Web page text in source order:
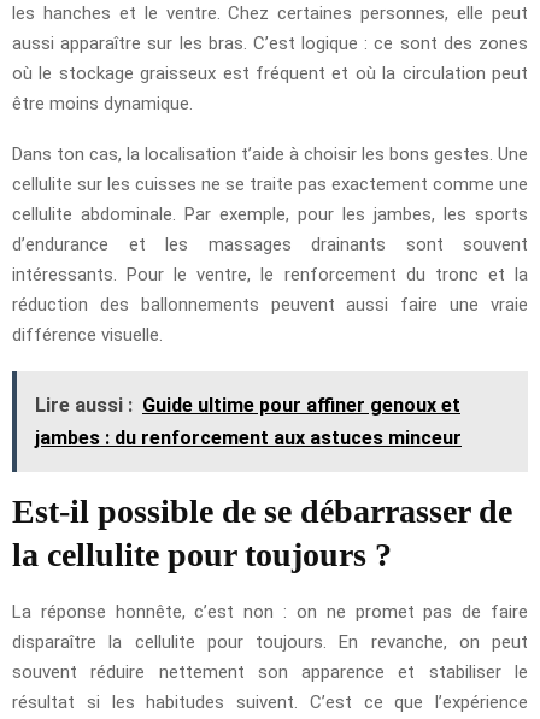
les hanches et le ventre. Chez certaines personnes, elle peut
aussi apparaître sur les bras. C’est logique : ce sont des zones
où le stockage graisseux est fréquent et où la circulation peut
être moins dynamique.
Dans ton cas, la localisation t’aide à choisir les bons gestes. Une
cellulite sur les cuisses ne se traite pas exactement comme une
cellulite abdominale. Par exemple, pour les jambes, les sports
d’endurance et les massages drainants sont souvent
intéressants. Pour le ventre, le renforcement du tronc et la
réduction des ballonnements peuvent aussi faire une vraie
différence visuelle.
Lire aussi : Guide ultime pour affiner genoux et
jambes : du renforcement aux astuces minceur
Est-il possible de se débarrasser de
la cellulite pour toujours ?
La réponse honnête, c’est non : on ne promet pas de faire
disparaître la cellulite pour toujours. En revanche, on peut
souvent réduire nettement son apparence et stabiliser le
résultat si les habitudes suivent. C’est ce que l’expérience